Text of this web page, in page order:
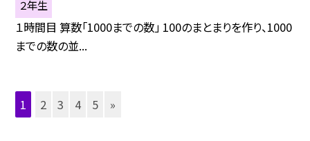
２年生
１時間目 算数「1000までの数」 100のまとまりを作り、1000
までの数の並...
1 2 3 4 5 »